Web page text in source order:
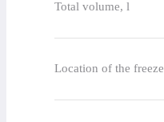
Total volume, l
Location of the